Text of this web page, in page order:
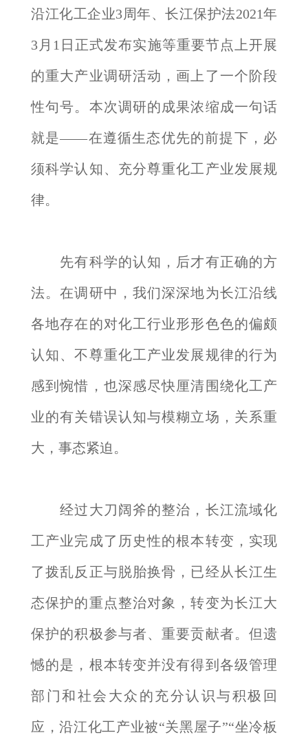
沿江化工企业3周年、长江保护法2021年
3月1日正式发布实施等重要节点上开展
的重大产业调研活动，画上了一个阶段
性句号。本次调研的成果浓缩成一句话
就是——在遵循生态优先的前提下，必
须科学认知、充分尊重化工产业发展规
律。
先有科学的认知，后才有正确的方
法。在调研中，我们深深地为长江沿线
各地存在的对化工行业形形色色的偏颇
认知、不尊重化工产业发展规律的行为
感到惋惜，也深感尽快厘清围绕化工产
业的有关错误认知与模糊立场，关系重
大，事态紧迫。
经过大刀阔斧的整治，长江流域化
工产业完成了历史性的根本转变，实现
了拨乱反正与脱胎换骨，已经从长江生
态保护的重点整治对象，转变为长江大
保护的积极参与者、重要贡献者。但遗
憾的是，根本转变并没有得到各级管理
部门和社会大众的充分认识与积极回
应，沿江化工产业被“关黑屋子”“坐冷板